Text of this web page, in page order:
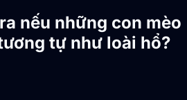
nếu những con mèo
tự như loài hổ?